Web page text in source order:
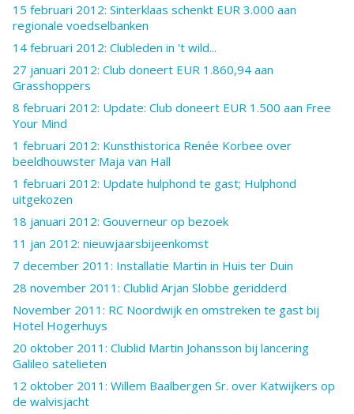
15 februari 2012: Sinterklaas schenkt EUR 3.000 aan
regionale voedselbanken
14 februari 2012: Clubleden in 't wild...
27 januari 2012: Club doneert EUR 1.860,94 aan
Grasshoppers
8 februari 2012: Update: Club doneert EUR 1.500 aan Free
Your Mind
1 februari 2012: Kunsthistorica Renée Korbee over
beeldhouwster Maja van Hall
1 februari 2012: Update hulphond te gast; Hulphond
uitgekozen
18 januari 2012: Gouverneur op bezoek
11 jan 2012: nieuwjaarsbijeenkomst
7 december 2011: Installatie Martin in Huis ter Duin
28 november 2011: Clublid Arjan Slobbe geridderd
November 2011: RC Noordwijk en omstreken te gast bij
Hotel Hogerhuys
20 oktober 2011: Clublid Martin Johansson bij lancering
Galileo satelieten
12 oktober 2011: Willem Baalbergen Sr. over Katwijkers op
de walvisjacht